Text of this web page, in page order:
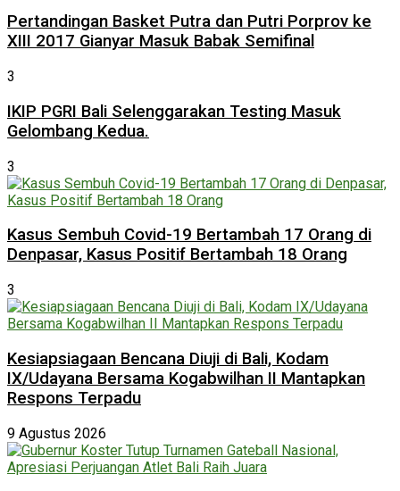
Pertandingan Basket Putra dan Putri Porprov ke
XIII 2017 Gianyar Masuk Babak Semifinal
3
IKIP PGRI Bali Selenggarakan Testing Masuk
Gelombang Kedua.
3
Kasus Sembuh Covid-19 Bertambah 17 Orang di
Denpasar, Kasus Positif Bertambah 18 Orang
3
Kesiapsiagaan Bencana Diuji di Bali, Kodam
IX/Udayana Bersama Kogabwilhan II Mantapkan
Respons Terpadu
9 Agustus 2026